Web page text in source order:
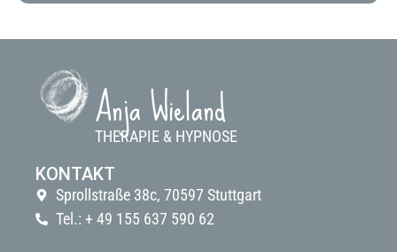
Anja Wieland
THERAPIE & HYPNOSE
KONTAKT
Sprollstraße 38c, 70597 Stuttgart
Tel.: + 49 155 637 590 62